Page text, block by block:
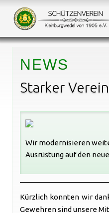
NEWS
Starker
Wir modernisieren
Ausrüstung auf den
Kürzlich konnten wir
Gewehren sind unsere